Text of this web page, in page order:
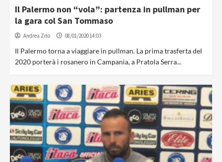
Il Palermo non “vola”: partenza in pullman per
la gara col San Tommaso
Andrea Zito 08/01/2020 14:03
Il Palermo torna a viaggiare in pullman. La prima trasferta del
2020 porterà i rosanero in Campania, a Pratola Serra...